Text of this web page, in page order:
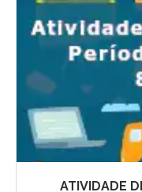
ATIVIDADE